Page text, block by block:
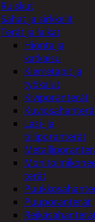
Ruiskut
Sahat ja sirkkelit
Terät ja laikat
Hionta ja
katkaisu
Kierretapit ja
työkalut
Kiviporanterät
Kuviosahanterä
Lasi- ja
tiiliporanterät
terät
Puuporanterät